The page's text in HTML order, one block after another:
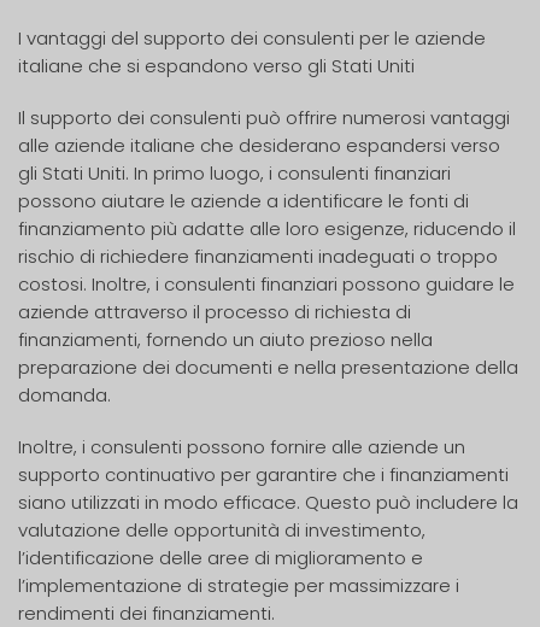
I vantaggi del supporto dei consulenti per le aziende
italiane che si espandono verso gli Stati Uniti
Il supporto dei consulenti può offrire numerosi vantaggi
alle aziende italiane che desiderano espandersi verso
gli Stati Uniti. In primo luogo, i consulenti finanziari
possono aiutare le aziende a identificare le fonti di
finanziamento più adatte alle loro esigenze, riducendo il
rischio di richiedere finanziamenti inadeguati o troppo
costosi. Inoltre, i consulenti finanziari possono guidare le
aziende attraverso il processo di richiesta di
finanziamenti, fornendo un aiuto prezioso nella
preparazione dei documenti e nella presentazione della
domanda.
Inoltre, i consulenti possono fornire alle aziende un
supporto continuativo per garantire che i finanziamenti
siano utilizzati in modo efficace. Questo può includere la
valutazione delle opportunità di investimento,
l’identificazione delle aree di miglioramento e
l’implementazione di strategie per massimizzare i
rendimenti dei finanziamenti.